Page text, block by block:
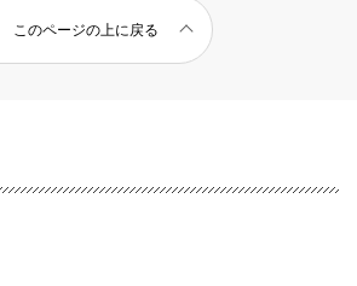
このページの上に戻る